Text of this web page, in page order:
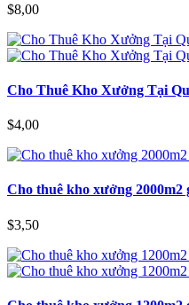
$8,00
Cho Thuê Kho Xưởng Tại
$4,00
Cho thuê kho xưởng 2000m2
$3,50